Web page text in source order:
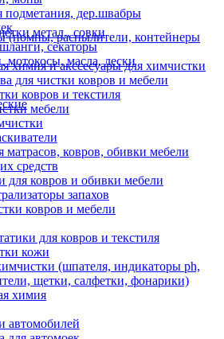
подметания, дер.швабры
метал., совки
секаторы
мотокосы, масла, лески
(помпы, распылители, контейнеры
химия и акссесуары для химчистки
для чистки ковров и мебели
ковров и текстиля
мебели
матрасов, ковров, обивки мебели
средств
для ковров и обивки мебели
запахов
ковров и мебели
для ковров и текстиля
кожи
(шпателя, индикаторы ph,
щетки, салфетки, фонарики)
химия
автомобилей